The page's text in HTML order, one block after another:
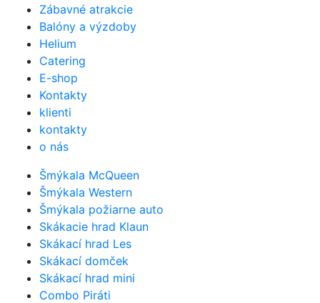
Zábavné atrakcie
Balóny a výzdoby
Helium
Catering
E-shop
Kontakty
klienti
kontakty
o nás
Šmýkala McQueen
Šmýkala Western
Šmýkala požiarne auto
Skákacie hrad Klaun
Skákací hrad Les
Skákací domček
Skákací hrad mini
Combo Piráti